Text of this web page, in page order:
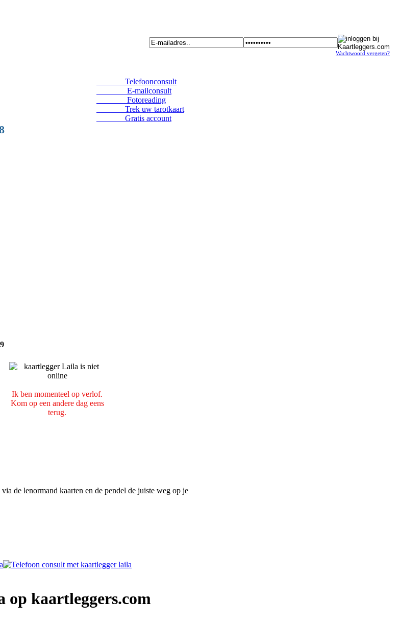
Wachtwoord vergeten?
Telefoonconsult
E-mailconsult
Fotoreading
Trek uw tarotkaart
Gratis account
Ik ben momenteel op verlof.
Kom op een andere dag eens
terug.
de lenormand kaarten en de pendel de juiste weg op je
op kaartleggers.com